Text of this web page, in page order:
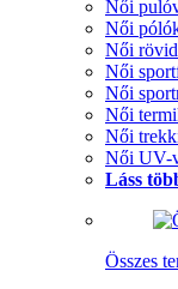
Női
Női
Női
Női
Női
Női
Női
Női UV-
Láss
Összes